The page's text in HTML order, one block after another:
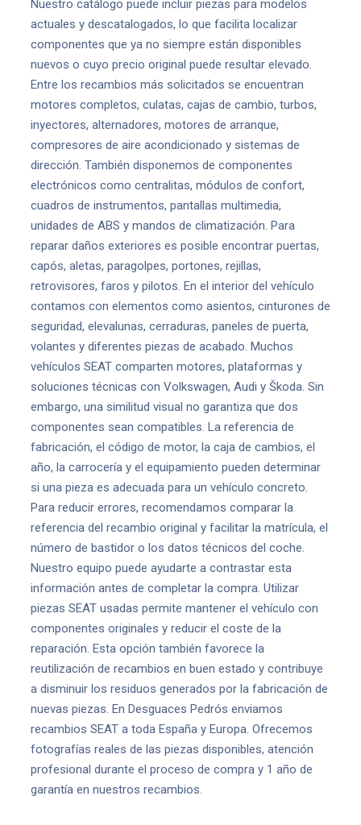
Nuestro catálogo puede incluir piezas para modelos
actuales y descatalogados, lo que facilita localizar
componentes que ya no siempre están disponibles
nuevos o cuyo precio original puede resultar elevado.
Entre los recambios más solicitados se encuentran
motores completos, culatas, cajas de cambio, turbos,
inyectores, alternadores, motores de arranque,
compresores de aire acondicionado y sistemas de
dirección. También disponemos de componentes
electrónicos como centralitas, módulos de confort,
cuadros de instrumentos, pantallas multimedia,
unidades de ABS y mandos de climatización. Para
reparar daños exteriores es posible encontrar puertas,
capós, aletas, paragolpes, portones, rejillas,
retrovisores, faros y pilotos. En el interior del vehículo
contamos con elementos como asientos, cinturones de
seguridad, elevalunas, cerraduras, paneles de puerta,
volantes y diferentes piezas de acabado. Muchos
vehículos SEAT comparten motores, plataformas y
soluciones técnicas con Volkswagen, Audi y Škoda. Sin
embargo, una similitud visual no garantiza que dos
componentes sean compatibles. La referencia de
fabricación, el código de motor, la caja de cambios, el
año, la carrocería y el equipamiento pueden determinar
si una pieza es adecuada para un vehículo concreto.
Para reducir errores, recomendamos comparar la
referencia del recambio original y facilitar la matrícula, el
número de bastidor o los datos técnicos del coche.
Nuestro equipo puede ayudarte a contrastar esta
información antes de completar la compra. Utilizar
piezas SEAT usadas permite mantener el vehículo con
componentes originales y reducir el coste de la
reparación. Esta opción también favorece la
reutilización de recambios en buen estado y contribuye
a disminuir los residuos generados por la fabricación de
nuevas piezas. En Desguaces Pedrós enviamos
recambios SEAT a toda España y Europa. Ofrecemos
fotografías reales de las piezas disponibles, atención
profesional durante el proceso de compra y 1 año de
garantía en nuestros recambios.